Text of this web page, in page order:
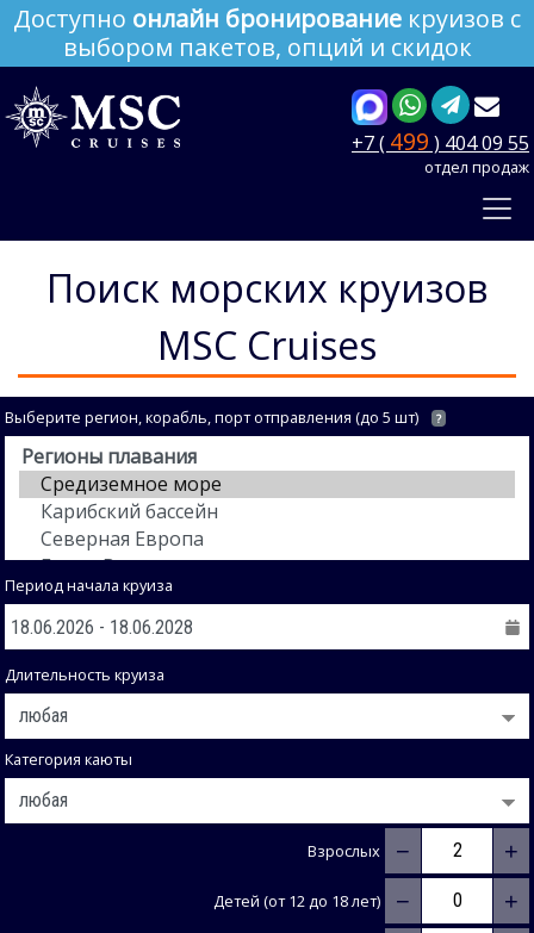
Доступно онлайн бронирование круизов с
выбором пакетов, опций и скидок
+7 ( 499 ) 404 09 55
отдел продаж
Поиск морских круизов
MSC Cruises
Выберите регион, корабль, порт отправления (до 5 шт) ?
Период начала круиза
Длительность круиза
Категория каюты
Взрослых − +
Детей (от 12 до 18 лет) − +